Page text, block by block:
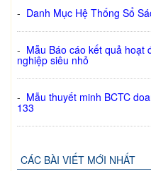
- Danh Mục Hệ Thống Sổ
- Mẫu Báo cáo kết quả hoạt
nghiệp siêu nhỏ
- Mẫu thuyết minh BCTC
133
CÁC BÀI VIẾT MỚI NHẤT